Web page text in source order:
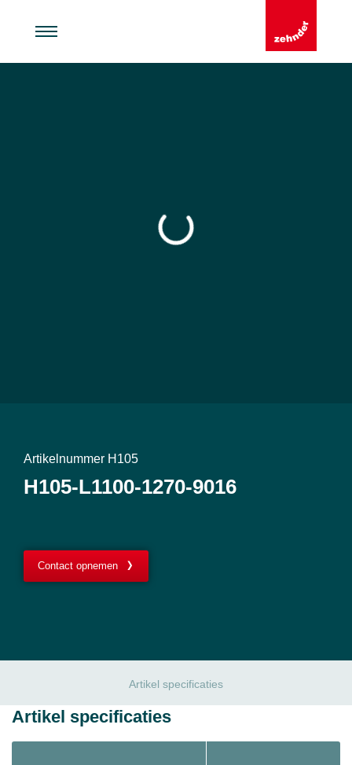
Artikelnummer H105
H105-L1100-1270-9016
Contact opnemen
Artikel specificaties
Artikel specificaties